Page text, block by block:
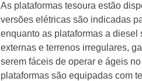
As plataformas tesoura estão
versões elétricas são indicadas
enquanto as plataformas a
externas e terrenos irregulares,
serem fáceis de operar e ágeis
plataformas são equipadas com